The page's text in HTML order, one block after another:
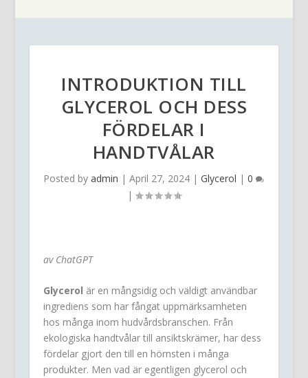
INTRODUKTION TILL
GLYCEROL OCH DESS
FÖRDELAR I
HANDTVÅLAR
Posted byadmin |April 27, 2024 |Glycerol |0
|
av ChatGPT
Glycerol är en mångsidig och väldigt användbar
ingrediens som har fångat uppmärksamheten
hos många inom hudvårdsbranschen. Från
ekologiska handtvålar till ansiktskrämer, har dess
fördelar gjort den till en hörnsten i många
produkter. Men vad är egentligen glycerol och